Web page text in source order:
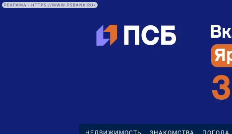
РЕКЛАМА • HTTPS://WWW.PSBANK.RU/